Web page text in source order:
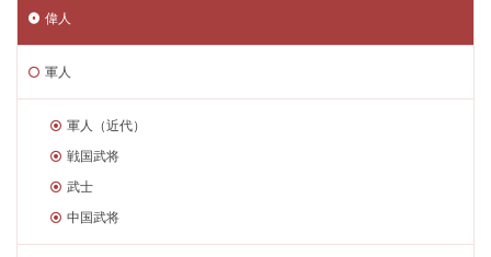
偉人
軍人
軍人（近代）
戦国武将
武士
中国武将